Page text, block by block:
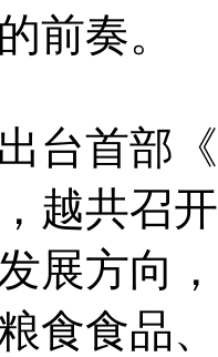
前奏。
出台首部
越共召
展方向
食食品